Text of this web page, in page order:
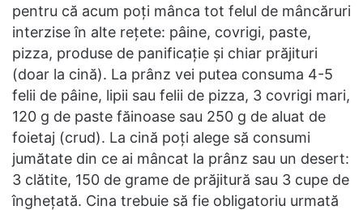
pentru că acum poți mânca tot felul de mâncăruri
interzise în alte rețete: pâine, covrigi, paste,
pizza, produse de panificație și chiar prăjituri
(doar la cină). La prânz vei putea consuma 4-5
felii de pâine, lipii sau felii de pizza, 3 covrigi mari,
120 g de paste făinoase sau 250 g de aluat de
foietaj (crud). La cină poți alege să consumi
jumătate din ce ai mâncat la prânz sau un desert:
3 clătite, 150 de grame de prăjitură sau 3 cupe de
înghețată. Cina trebuie să fie obligatoriu urmată